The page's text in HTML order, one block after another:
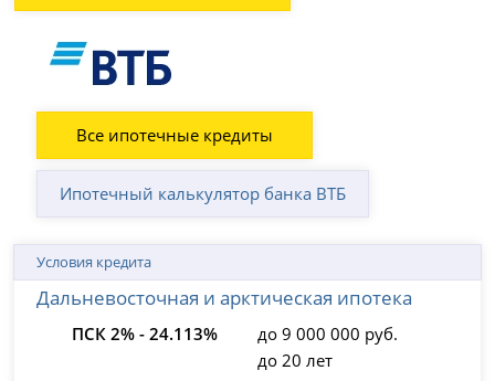
Все ипотечные кредиты
Ипотечный калькулятор банка ВТБ
Условия кредита
Дальневосточная и арктическая ипотека
ПСК 2% - 24.113%
до 9 000 000 руб.
до 20 лет